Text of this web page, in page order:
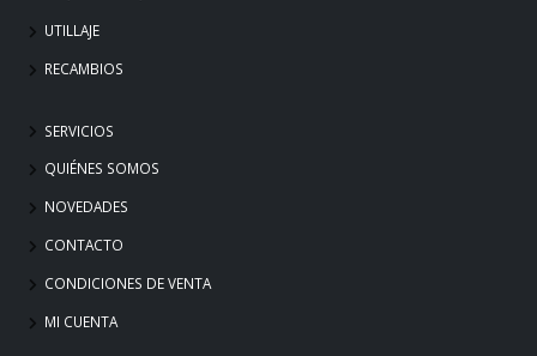
UTILLAJE
RECAMBIOS
SERVICIOS
QUIÉNES SOMOS
NOVEDADES
CONTACTO
CONDICIONES DE VENTA
MI CUENTA